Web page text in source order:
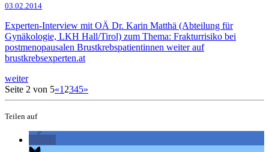
03.02.2014
Experten-Interview mit OÄ Dr. Karin Matthä (Abteilung für
Gynäkologie, LKH Hall/Tirol) zum Thema: Frakturrisiko bei
postmenopausalen Brustkrebspatientinnen weiter auf
brustkrebsexperten.at
weiter
Seite 2 von 5«1 2345»
Teilen auf